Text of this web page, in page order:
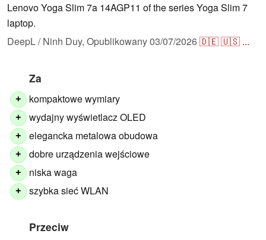
Lenovo Yoga Slim 7a 14AGP11 of the series Yoga Slim 7
laptop.
DeepL / Ninh Duy, Opublikowany03/07/2026🇩🇪🇺🇸 ...
Za
+ kompaktowe wymiary
+ wydajny wyświetlacz OLED
+ elegancka metalowa obudowa
+ dobre urządzenia wejściowe
+ niska waga
+ szybka sieć WLAN
Przeciw